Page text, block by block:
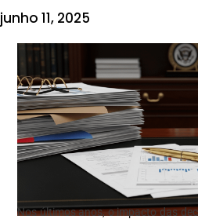
junho 11, 2025
Nos últimos anos, o impacto das